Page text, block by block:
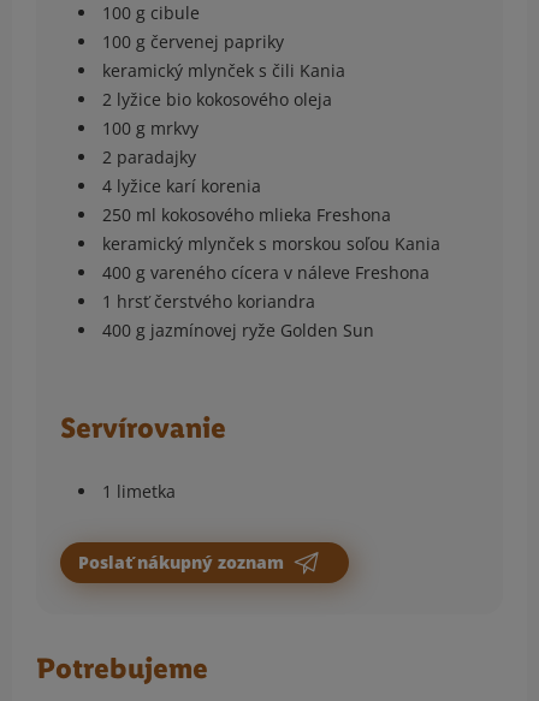
100 g cibule
100 g červenej papriky
keramický mlynček s čili Kania
2 lyžice bio kokosového oleja
100 g mrkvy
2 paradajky
4 lyžice karí korenia
250 ml kokosového mlieka Freshona
keramický mlynček s morskou soľou Kania
400 g vareného cícera v náleve Freshona
1 hrsť čerstvého koriandra
400 g jazmínovej ryže Golden Sun
Servírovanie
1 limetka
Poslať nákupný zoznam
Potrebujeme